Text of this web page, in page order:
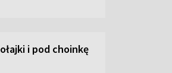
i pod choinkę